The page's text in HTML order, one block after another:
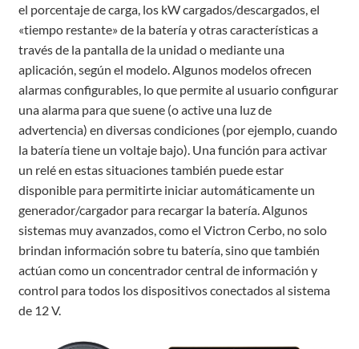
el porcentaje de carga, los kW cargados/descargados, el
«tiempo restante» de la batería y otras características a
través de la pantalla de la unidad o mediante una
aplicación, según el modelo. Algunos modelos ofrecen
alarmas configurables, lo que permite al usuario configurar
una alarma para que suene (o active una luz de
advertencia) en diversas condiciones (por ejemplo, cuando
la batería tiene un voltaje bajo). Una función para activar
un relé en estas situaciones también puede estar
disponible para permitirte iniciar automáticamente un
generador/cargador para recargar la batería. Algunos
sistemas muy avanzados, como el Victron Cerbo, no solo
brindan información sobre tu batería, sino que también
actúan como un concentrador central de información y
control para todos los dispositivos conectados al sistema
de 12 V.